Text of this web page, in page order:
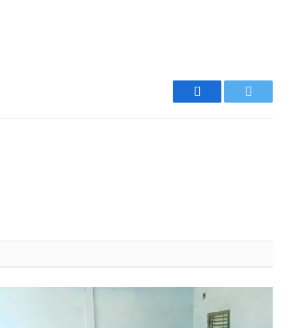
Facebook Twitter